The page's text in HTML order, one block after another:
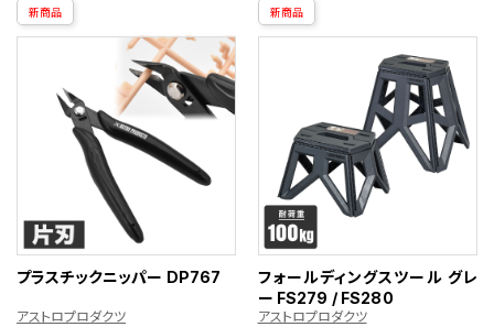
新商品
プラスチックニッパー DP767
アストロプロダクツ
新商品
フォールディングスツール グレ
ー FS279 / FS280
アストロプロダクツ